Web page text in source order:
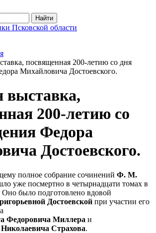
Найти
Псковской области
посвященная 200-летию со дня
Михайловича Достоевского.
200-летию со
Федора
Достоевского.
полное собрание сочинений Ф. М.
уже посмертно в четырнадцати томах в
было подготовлено вдовой
Достоевской при участии его
Федоровича Миллера и
Страхова.